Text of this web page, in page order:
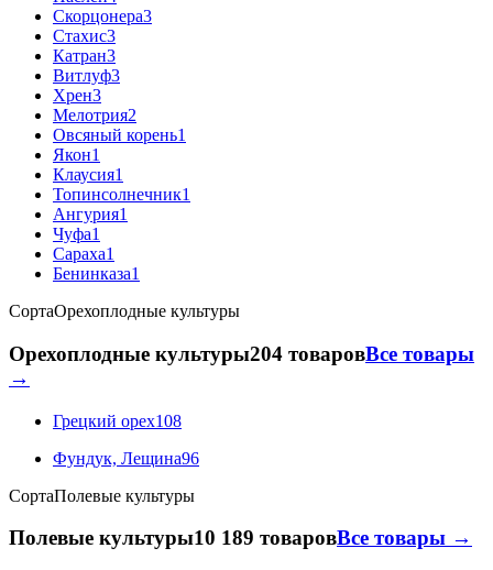
Скорцонера3
Стахис3
Катран3
Витлуф3
Хрен3
Мелотрия2
Овсяный корень1
Якон1
Клаусия1
Топинсолнечник1
Ангурия1
Чуфа1
Сараха1
Бенинказа1
СортаОрехоплодные культуры
Орехоплодные культуры204 товаровВсе товары
→
Грецкий орех108
Фундук, Лещина96
СортаПолевые культуры
Полевые культуры10 189 товаровВсе товары →